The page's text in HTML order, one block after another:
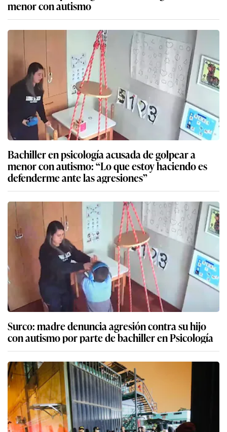
menor con autismo
Bachiller en psicología acusada de golpear a
menor con autismo: “Lo que estoy haciendo es
defenderme ante las agresiones”
Surco: madre denuncia agresión contra su hijo
con autismo por parte de bachiller en Psicología